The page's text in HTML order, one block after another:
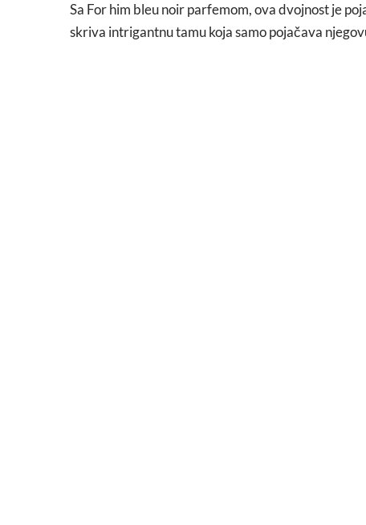
Sa For him bleu noir parfemom, ova dvojnost je
skriva intrigantnu tamu koja samo pojačava